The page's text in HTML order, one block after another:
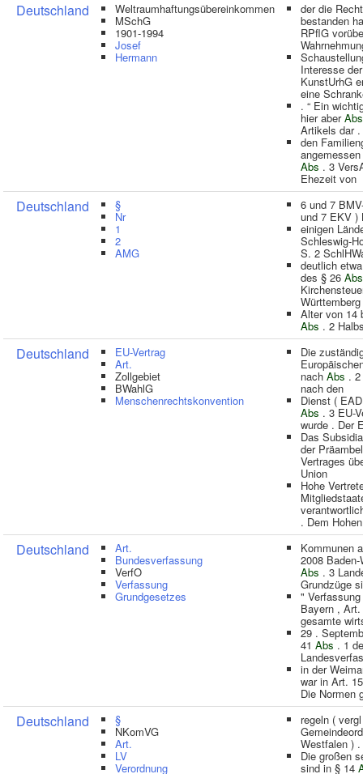
Deutschland Weltraumhaftungsübereinkommen
MSchG
1901-1994
Josef
Hermann
der die
bestanden
RPflG
Interesse
KunstUrhG
eine
. “ Ein
hier aberAbs
Artikels dar
den
Abs . 3
Ehezeit von
Deutschland §
Nr
1
2
AMG
6 und 7
und 7 EKV )
einigen
Schleswig-
S. 2
deutlich
des § 26 Abs
Alter von 14
Abs . 2
Deutschland EU-Vertrag
Art.
Zollgebiet
BWahlG
Menschenrechtskonvention
Die
nachAbs .
nach den
Dienst (
Abs . 3 EU-
wurde . Der
Das
der
Vertrages
Union
Hohe
. Dem
Deutschland Art.
Bundesverfassung
VerfO
Verfassung
Grundgesetzes
Kommunen
2008
Abs . 3
Grundzüge
"
Bayern ,
gesamte
29 .
41 Abs. 1
in der
war in Art.
Die Normen
Deutschland §
NKomVG
Art.
LV
Verordnung
regeln (
Westfalen )
Die großen
sind in § 14